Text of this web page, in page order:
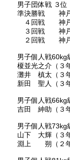
男子団体戦 ３位
準決勝戦
４回戦 神
３回戦 神
２回戦 神
男子個人戦60kg
榎並光之介（３
灘井 槙太（３
新田 聖人（３
男子個人戦66kg
吉田 紳助（３
男子個人戦73kg
山下 大輝（３
淵上 朔（２年